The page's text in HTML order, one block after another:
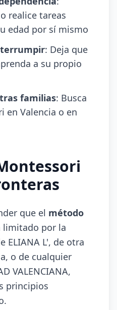
realice tareas
edad por sí mismo
: Deja que
a su propio
familias: Busca
en Valencia o en
que el método
limitado por la
ELIANA L', de otra
o de cualquier
VALENCIANA,
principios